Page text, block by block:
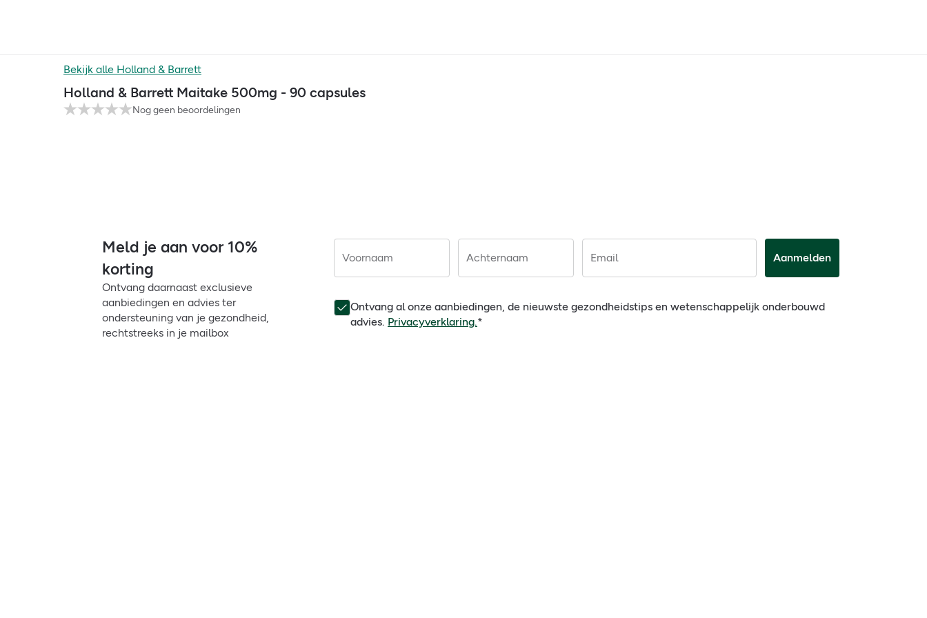
Bekijk alle Holland & Barrett
Holland & Barrett Maitake 500mg - 90 capsules
Nog geen beoordelingen
Meld je aan voor 10%
korting
Ontvang daarnaast exclusieve
aanbiedingen en advies ter
ondersteuning van je gezondheid,
rechtstreeks in je mailbox
Voornaam Achternaam Email Aanmelden
Ontvang al onze aanbiedingen, de nieuwste gezondheidstips en wetenschappelijk onderbouwd
advies. Privacyverklaring.*